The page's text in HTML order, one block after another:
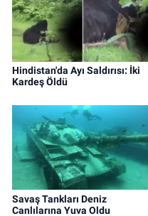
Hindistan'da Ayı Saldırısı: İki
Kardeş Öldü
Savaş Tankları Deniz
Canlılarına Yuva Oldu